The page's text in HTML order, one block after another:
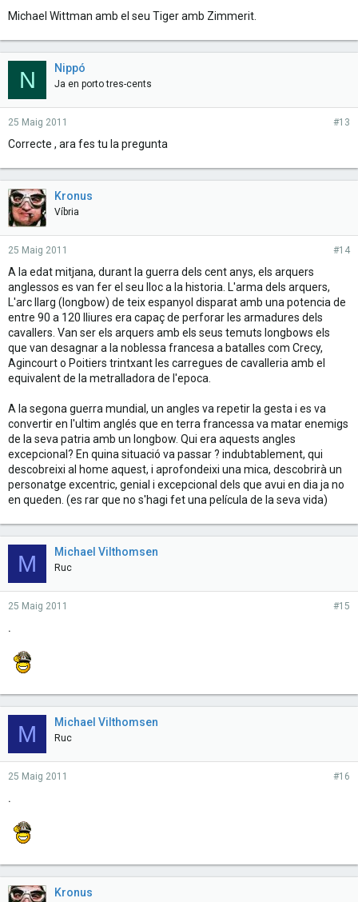
Michael Wittman amb el seu Tiger amb Zimmerit.
N Nippó
Ja en porto tres-cents
25 Maig 2011 #13
Correcte , ara fes tu la pregunta
Kronus
Víbria
25 Maig 2011 #14
A la edat mitjana, durant la guerra dels cent anys, els arquers
anglessos es van fer el seu lloc a la historia. L'arma dels arquers,
L'arc llarg (longbow) de teix espanyol disparat amb una potencia de
entre 90 a 120 lliures era capaç de perforar les armadures dels
cavallers. Van ser els arquers amb els seus temuts longbows els
que van desagnar a la noblessa francesa a batalles com Crecy,
Agincourt o Poitiers trintxant les carregues de cavalleria amb el
equivalent de la metralladora de l'epoca.
A la segona guerra mundial, un angles va repetir la gesta i es va
convertir en l'ultim anglés que en terra francessa va matar enemigs
de la seva patria amb un longbow. Qui era aquests angles
excepcional? En quina situació va passar ? indubtablement, qui
descobreixi al home aquest, i aprofondeixi una mica, descobrirà un
personatge excentric, genial i excepcional dels que avui en dia ja no
en queden. (es rar que no s'hagi fet una película de la seva vida)
M Michael Vilthomsen
Ruc
25 Maig 2011 #15
.
M Michael Vilthomsen
Ruc
25 Maig 2011 #16
.
Kronus